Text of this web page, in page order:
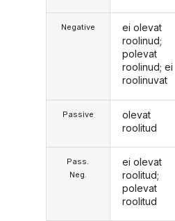
Negative
Passive
Pass.
Neg.
ei olevat
roolinud;
polevat
roolinud; ei
roolinuvat
olevat
roolitud
ei olevat
roolitud;
polevat
roolitud